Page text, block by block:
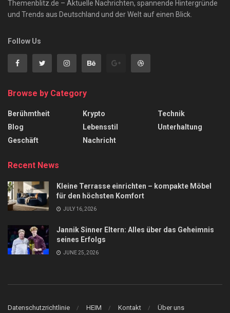
Themenblitz.de – Aktuelle Nachrichten, spannende Hintergründe
und Trends aus Deutschland und der Welt auf einen Blick.
Follow Us
Browse by Category
Berühmtheit
Blog
Geschäft
Krypto
Lebensstil
Nachricht
Technik
Unterhaltung
Recent News
Kleine Terrasse einrichten – kompakte Möbel
für den höchsten Komfort
JULY 16, 2026
Jannik Sinner Eltern: Alles über das Geheimnis
seines Erfolgs
JUNE 25, 2026
Datenschutzrichtlinie HEIM Kontakt Über uns